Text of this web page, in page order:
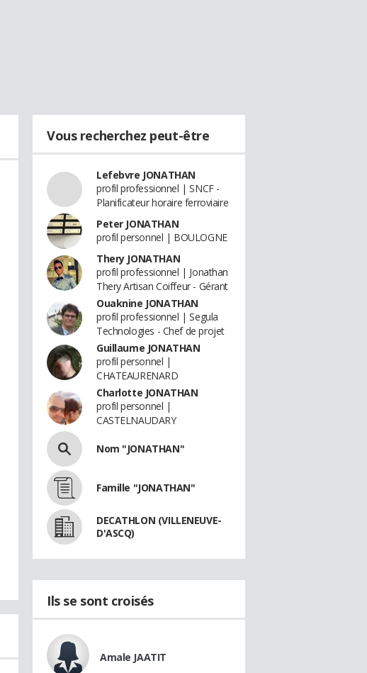
Vous recherchez peut-être
Lefebvre JONATHAN
profil professionnel | SNCF -
Planificateur horaire ferroviaire
Peter JONATHAN
profil personnel | BOULOGNE
Thery JONATHAN
profil professionnel | Jonathan
Thery Artisan Coiffeur - Gérant
Ouaknine JONATHAN
profil professionnel | Segula
Technologies - Chef de projet
Guillaume JONATHAN
profil personnel |
CHATEAURENARD
Charlotte JONATHAN
profil personnel |
CASTELNAUDARY
Nom "JONATHAN"
Famille "JONATHAN"
DECATHLON (VILLENEUVE-
D'ASCQ)
Ils se sont croisés
Amale JAATIT